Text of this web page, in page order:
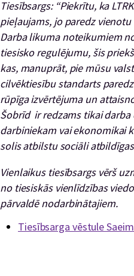
Tiesībsargs: “Piekrītu, ka
pieļaujams, jo paredz
Darba likuma noteikumiem
tiesisko regulējumu, šis
kas, manuprāt, pie mūsu
cilvēktiesību standarts
rūpīga izvērtējuma un
Šobrīd ir redzams tikai darba
darbiniekam vai ekonomikai
solis atbilstu sociāli
Vienlaikus tiesībsargs vērš
no tiesiskās vienlīdzības
pārvaldē nodarbinātajiem.
Tiesībsarga vēstule